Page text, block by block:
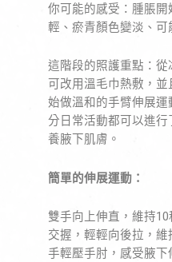
你可能的感受：腫脹
輕、瘀青顏色變淡、可
這階段的照護重點：
可改用溫毛巾熱敷，
始做溫和的手臂伸展
分日常活動都可以進
養腋下肌膚。
簡單的伸展運動：
雙手向上伸直，維持
交握，輕輕向後拉，
手輕壓手肘，感受腋